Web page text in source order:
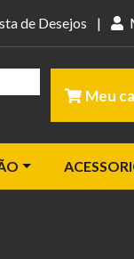
de Desejos |
Meu